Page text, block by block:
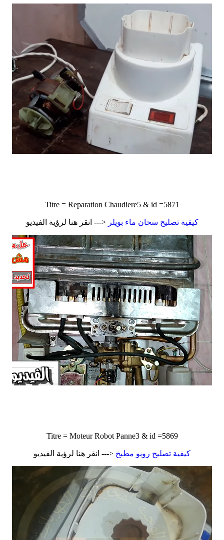
Titre = Reparation Chaudiere5 & id =5871
كيفية تصليح سخان ماء بويلر <--- انقر هنا لرؤية الفيديو
Titre = Moteur Robot Panne3 & id =5869
كيفية تصليح روبو مطبخ <--- انقر هنا لرؤية الفيديو